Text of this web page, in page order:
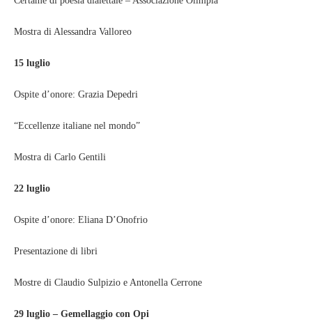
Mostra di Alessandra Valloreo
15 luglio
Ospite d’onore: Grazia Depedri
“Eccellenze italiane nel mondo”
Mostra di Carlo Gentili
22 luglio
Ospite d’onore: Eliana D’Onofrio
Presentazione di libri
Mostre di Claudio Sulpizio e Antonella Cerrone
29 luglio – Gemellaggio con Opi